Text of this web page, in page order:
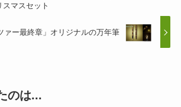
スマスセット
ァー最終章」オリジナルの万年筆
のは...